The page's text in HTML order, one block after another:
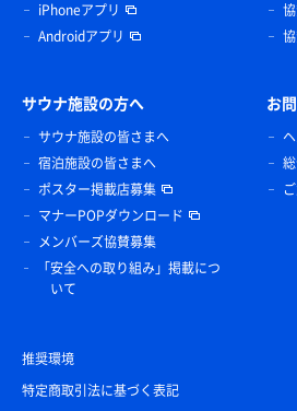
iPhoneアプリ
Androidアプリ
サウナ施設の方へ
サウナ施設の皆さまへ
宿泊施設の皆さまへ
ポスター掲載店募集
マナーPOPダウンロード
メンバーズ協賛募集
「安全への取り組み」掲載につ
いて
お
推奨環境
特定商取引法に基づく表記